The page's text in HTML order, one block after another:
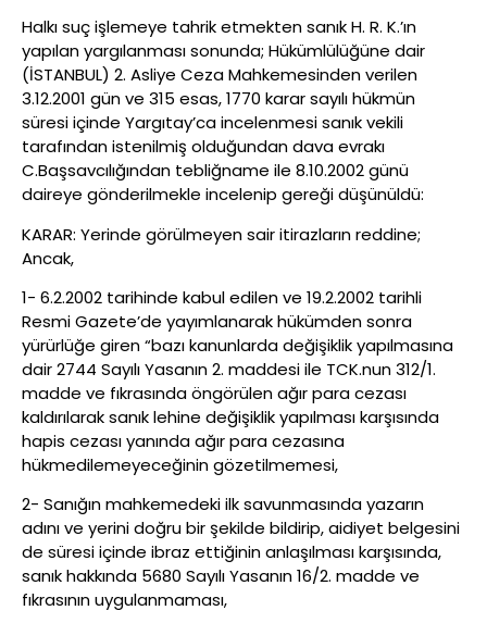
Halkı suç işlemeye tahrik etmekten sanık H. R. K.’ın
yapılan yargılanması sonunda; Hükümlülüğüne dair
(İSTANBUL) 2. Asliye Ceza Mahkemesinden verilen
3.12.2001 gün ve 315 esas, 1770 karar sayılı hükmün
süresi içinde Yargıtay’ca incelenmesi sanık vekili
tarafından istenilmiş olduğundan dava evrakı
C.Başsavcılığından tebliğname ile 8.10.2002 günü
daireye gönderilmekle incelenip gereği düşünüldü:
KARAR: Yerinde görülmeyen sair itirazların reddine;
Ancak,
1- 6.2.2002 tarihinde kabul edilen ve 19.2.2002 tarihli
Resmi Gazete’de yayımlanarak hükümden sonra
yürürlüğe giren “bazı kanunlarda değişiklik yapılmasına
dair 2744 Sayılı Yasanın 2. maddesi ile TCK.nun 312/1.
madde ve fıkrasında öngörülen ağır para cezası
kaldırılarak sanık lehine değişiklik yapılması karşısında
hapis cezası yanında ağır para cezasına
hükmedilemeyeceğinin gözetilmemesi,
2- Sanığın mahkemedeki ilk savunmasında yazarın
adını ve yerini doğru bir şekilde bildirip, aidiyet belgesini
de süresi içinde ibraz ettiğinin anlaşılması karşısında,
sanık hakkında 5680 Sayılı Yasanın 16/2. madde ve
fıkrasının uygulanmaması,